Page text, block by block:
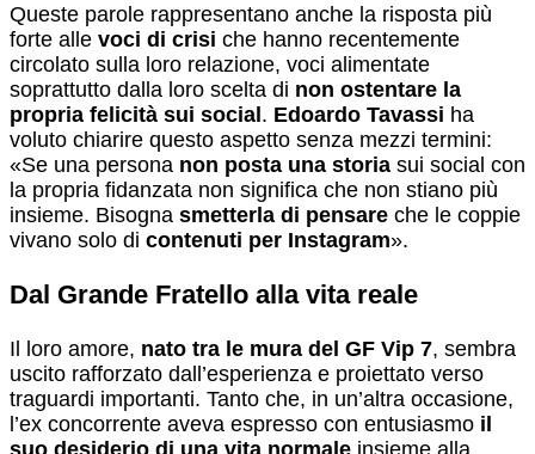
Queste parole rappresentano anche la risposta più
forte alle voci di crisi che hanno recentemente
circolato sulla loro relazione, voci alimentate
soprattutto dalla loro scelta di non ostentare la
propria felicità sui social. Edoardo Tavassi ha
voluto chiarire questo aspetto senza mezzi termini:
«Se una persona non posta una storia sui social con
la propria fidanzata non significa che non stiano più
insieme. Bisogna smetterla di pensare che le coppie
vivano solo di contenuti per Instagram».
Dal Grande Fratello alla vita reale
Il loro amore, nato tra le mura del GF Vip 7, sembra
uscito rafforzato dall’esperienza e proiettato verso
traguardi importanti. Tanto che, in un’altra occasione,
l’ex concorrente aveva espresso con entusiasmo il
suo desiderio di una vita normale insieme alla